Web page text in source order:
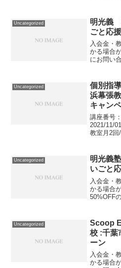
13-01利
Uncategorized
明光義
ごと応
入会金・
かる場合
にお問い
2022/03/
Uncategorized
個別指
浜幕張
キャン
講座番号
2021/11/
教室月2
クラフト
Uncategorized
明光義
いごと
入会金・
かる場合
50%OFF
04-01事業
利用...
Uncategorized
Scoop
校 :千葉
ーン
入会金・
かる場合